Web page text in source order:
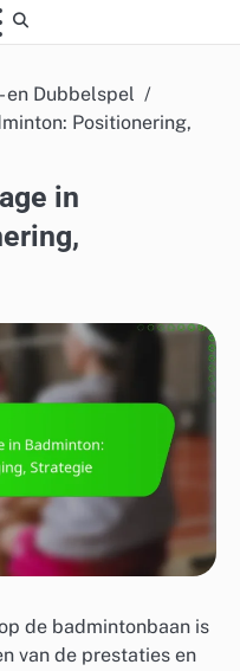
en Dubbelspel
Positionering,
in
de badmintonbaan is
van de prestaties en